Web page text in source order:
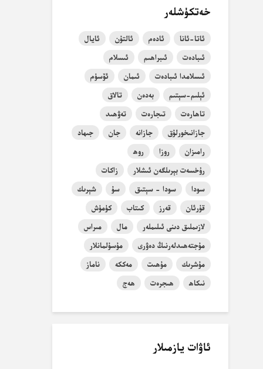
خەتكۈشلەر
ئاتا-ئانا ئادەم ئالتۇن
ئايال
ئىبادەت
ئىبراھىم
ئىسلام
ئىسلامدا ئىبادەت
ئىمان
ئۆسۈم
ئېلىم-سېتىم
بەدەن
تالاق
تاھارەت
تىجارەت
تەۋھىد
جازانىخورلۇق
جازانە جان
جىھاد
رامىزان
روزا
روھ
رۇخسەت بېرىلگەن ئىشلار
زاكات
سودا
سودا - سېتىق سۇ
شېرىك
قۇرئان
قەرز كىتاب
كۈمۈش
لازىملىق دىنى ئىلىملەر
مال
مىراس
مۇجتەھىدلەرنىڭ دەۋرى
مۇسۇلمانلار
مۇشرىك
مۇھىت مەككە
ناماز
نىكاھ
ھىجرەت ھەج
ئاۋات يازمىلار